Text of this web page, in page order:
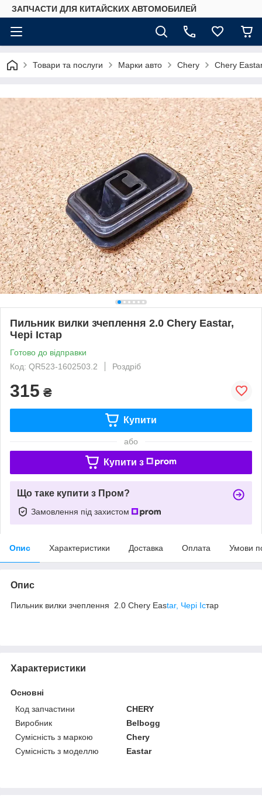
ЗАПЧАСТИ ДЛЯ КИТАЙСКИХ АВТОМОБИЛЕЙ
Товари та послуги Марки авто Chery Chery
Пильник вилки зчеплення 2.0 Chery Eastar,
Чері Істар
Готово до відправки
Код: QR523-1602503.2
Роздріб
315 ₴
Купити
або
Купити з
Що таке купити з Пром?
Замовлення під захистом
Опис Характеристики Доставка Оплата Умови
Опис
Пильник вилки зчеплення 2.0 Chery Eastar, Чері Істар
Характеристики
Основні
Код запчастини
CHERY
Виробник
Belbogg
Сумісність з маркою
Chery
Сумісність з моделлю
Eastar